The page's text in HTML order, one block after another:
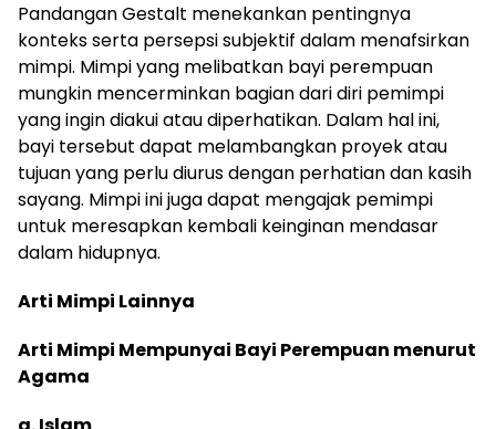
Pandangan Gestalt menekankan pentingnya
konteks serta persepsi subjektif dalam menafsirkan
mimpi. Mimpi yang melibatkan bayi perempuan
mungkin mencerminkan bagian dari diri pemimpi
yang ingin diakui atau diperhatikan. Dalam hal ini,
bayi tersebut dapat melambangkan proyek atau
tujuan yang perlu diurus dengan perhatian dan kasih
sayang. Mimpi ini juga dapat mengajak pemimpi
untuk meresapkan kembali keinginan mendasar
dalam hidupnya.
Arti Mimpi Lainnya
Arti Mimpi Mempunyai Bayi Perempuan menurut
Agama